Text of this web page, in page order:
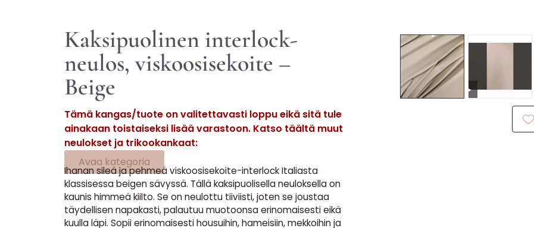
Kaksipuolinen interlock-
neulos, viskoosisekoite –
Beige
Tämä kangas/tuote on valitettavasti loppu eikä sitä tule
ainakaan toistaiseksi lisää varastoon. Katso täältä muut
neulokset ja trikookankaat:
Avaa kategoria
Ihanan sileä ja pehmeä viskoosisekoite-interlock Italiasta
klassisessa beigen sävyssä. Tällä kaksipuolisella neuloksella on
kaunis himmeä kiilto. Se on neulottu tiiviisti, joten se joustaa
täydellisen napakasti, palautuu muotoonsa erinomaisesti eikä
kuulla läpi. Sopii erinomaisesti housuihin, hameisiin, mekkoihin ja
▶